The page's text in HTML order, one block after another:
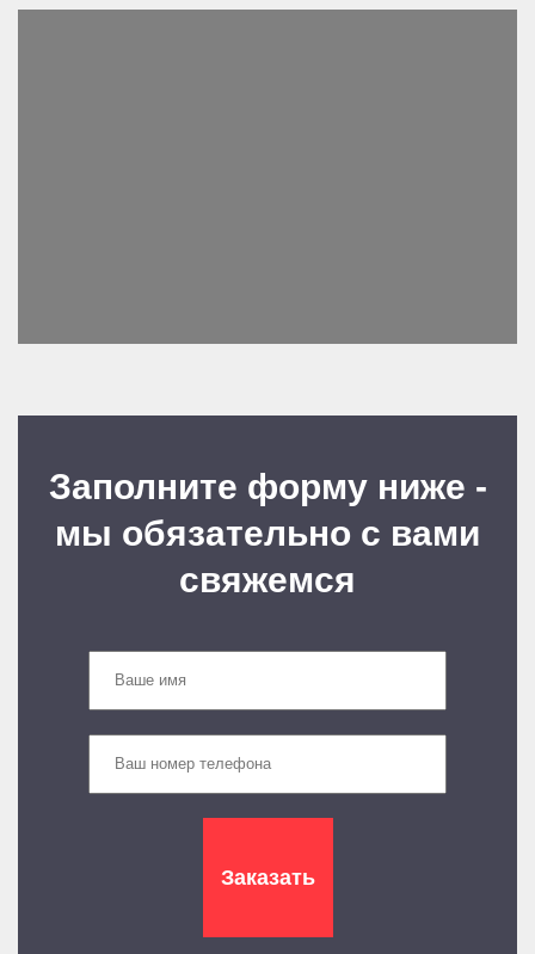
Заполните форму ниже -
мы обязательно с вами
свяжемся